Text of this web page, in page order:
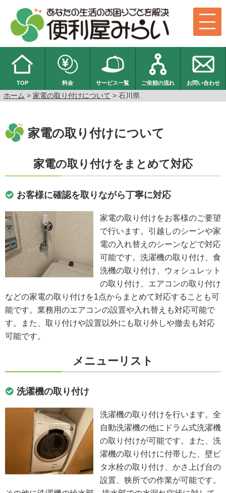
TOP 料金 サービス一覧 ご依頼の流れ お問い合わせ
ホーム > 家電の取り付けについて > 石川県
家電の取り付けについて
家電の取り付けをまとめて対応
お客様に確認を取りながら丁寧に対応
家電の取り付けをお客様のご要望
で行います。引越しのシーンや家
電の入れ替えのシーンなどで対応
可能です。洗濯機の取り付け、食
洗機の取り付け、ウォシュレット
の取り付け、エアコンの取り付け
などの家電の取り付けを1点からまとめて対応することも可
能です。業務用のエアコンの設置や入れ替えも対応可能で
す。また、取り付けや設置以外にも取り外しや撤去も対応
可能です。
メニューリスト
洗濯機の取り付け
洗濯機の取り付けを行います。全
自動洗濯機の他にドラム式洗濯機
の取り付けが可能です。また、洗
濯機の取り付けに付帯した、壁ピ
タ水栓の取り付け、かさ上げ台の
設置、狭所での作業が可能です。